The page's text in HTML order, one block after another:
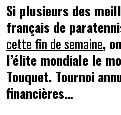
Si plusieurs des
français de
cette fin de semaine,
l’élite mondiale le
Touquet. Tournoi
financières…